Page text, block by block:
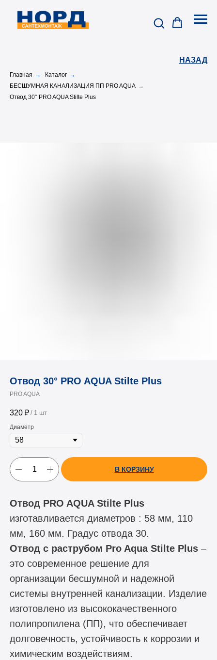
НАЗАД
Главная → Каталог →
БЕСШУМНАЯ КАНАЛИЗАЦИЯ ПП PRO AQUA →
Отвод 30° PRO AQUA Stilte Plus
Отвод 30° PRO AQUA Stilte Plus
PRO AQUA
320 ₽ / 1 шт
Диаметр
В КОРЗИНУ
Отвод PRO AQUA Stilte Plus
изготавливается диаметров : 58 мм, 110
мм, 160 мм. Градус отвода 30.
Отвод с раструбом Pro Aqua Stilte Plus –
это современное решение для
организации бесшумной и надежной
системы внутренней канализации. Изделие
изготовлено из высококачественного
полипропилена (ПП), что обеспечивает
долговечность, устойчивость к коррозии и
химическим воздействиям.